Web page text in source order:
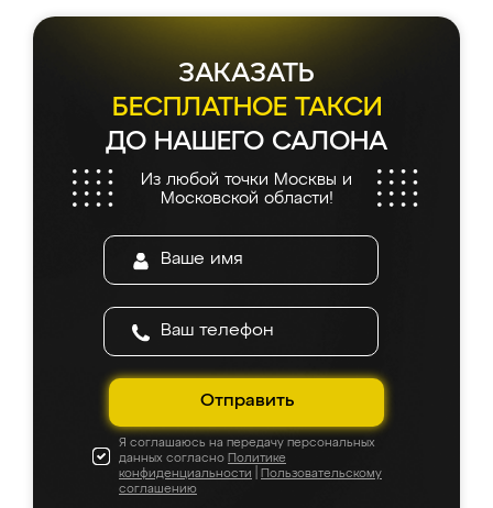
ЗАКАЗАТЬ
БЕСПЛАТНОЕ ТАКСИ
ДО НАШЕГО САЛОНА
Из любой точки Москвы и
Московской области!
Отправить
Я соглашаюсь на передачу персональных
данных согласно Политике
конфиденциальности
Пользовательскому
соглашению